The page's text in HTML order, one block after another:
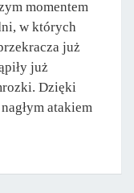
momentem
w których
już
już
Dzięki
atakiem